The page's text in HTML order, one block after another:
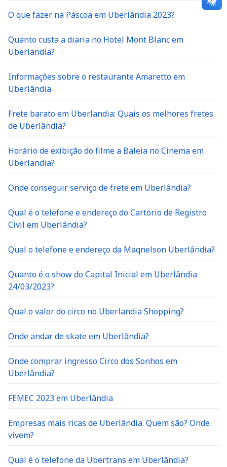
O que fazer na Páscoa em Uberlândia 2023?
Quanto custa a diaria no Hotel Mont Blanc em
Uberlandia?
Informações sobre o restaurante Amaretto em
Uberlândia
Frete barato em Uberlandia: Quais os melhores fretes
de Uberlândia?
Horário de exibição do filme a Baleia no Cinema em
Uberlandia?
Onde conseguir serviço de frete em Uberlândia?
Qual é o telefone e endereço do Cartório de Registro
Civil em Uberlândia?
Qual o telefone e endereço da Maqnelson Uberlândia?
Quanto é o show do Capital Inicial em Uberlândia
24/03/2023?
Qual o valor do circo no Uberlandia Shopping?
Onde andar de skate em Uberlândia?
Onde comprar ingresso Circo dos Sonhos em
Uberlândia?
FEMEC 2023 em Uberlândia
Empresas mais ricas de Uberlândia. Quem são? Onde
vivem?
Qual é o telefone da Ubertrans em Uberlândia?